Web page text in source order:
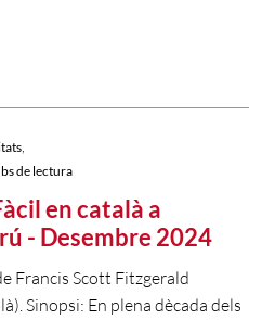
de lectura
en català a
- Desembre 2024
Francis Scott Fitzgerald
Sinopsi: En plena dècada dels